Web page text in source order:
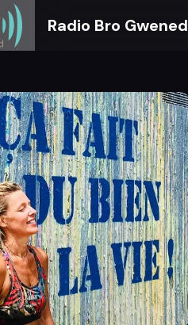
Radio Bro Gwened